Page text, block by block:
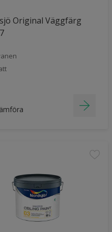
Original Väggfärg